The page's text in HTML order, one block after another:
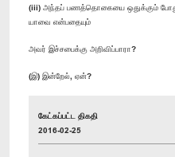
(iii) அந்தப் பணத்தொகையை ஒதுக்கும்
யாவை என்பதையும்
அவர் இச்சபைக்கு அறிவிப்பாரா?
(இ) இன்றேல், ஏன்?
கேட்கப்பட்ட திகதி
2016-02-25